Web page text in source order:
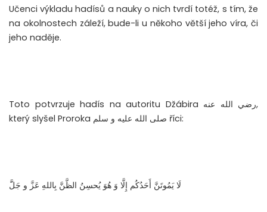
Učenci výkladu hadísů a nauky o nich tvrdí totéž, s tím, že
na okolnostech záleží, bude-li u někoho větší jeho víra, či
jeho naděje.
Toto potvrzuje hadís na autoritu Džábira رضي الله عنه,
který slyšel Proroka صلى الله عليه و سلم říci:
لَا يَمُوتَنَّ أَحَدُكُم إِلَّا وَ هُوَ يُحسِنُ الظَّنَّ بِاللهِ عَزَّ و جَلََّ